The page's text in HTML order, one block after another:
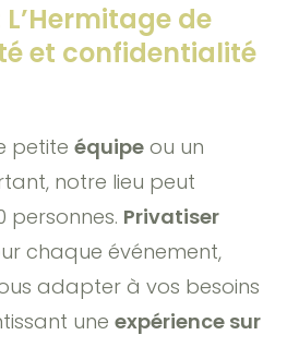
de
et confidentialité
petiteéquipe ou un
notre lieu peut
personnes. Privatiser
chaque événement,
adapter à vos besoins
uneexpérience sur